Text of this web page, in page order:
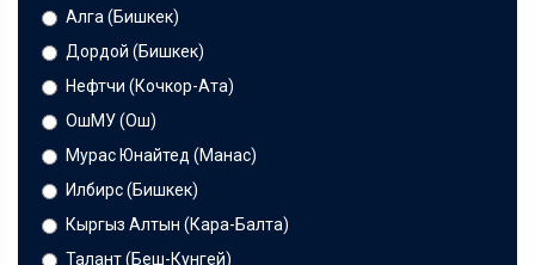
Алга (Бишкек)
Дордой (Бишкек)
Нефтчи (Кочкор-Ата)
ОшМУ (Ош)
Мурас Юнайтед (Манас)
Илбирс (Бишкек)
Кыргыз Алтын (Кара-Балта)
Талант (Беш-Кунгей)